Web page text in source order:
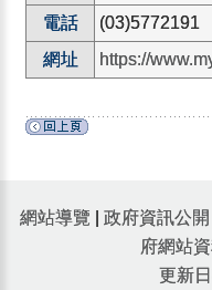
電話
(03)5772191
網址
https://
網站導覽 政府資訊公開
府網站
更新